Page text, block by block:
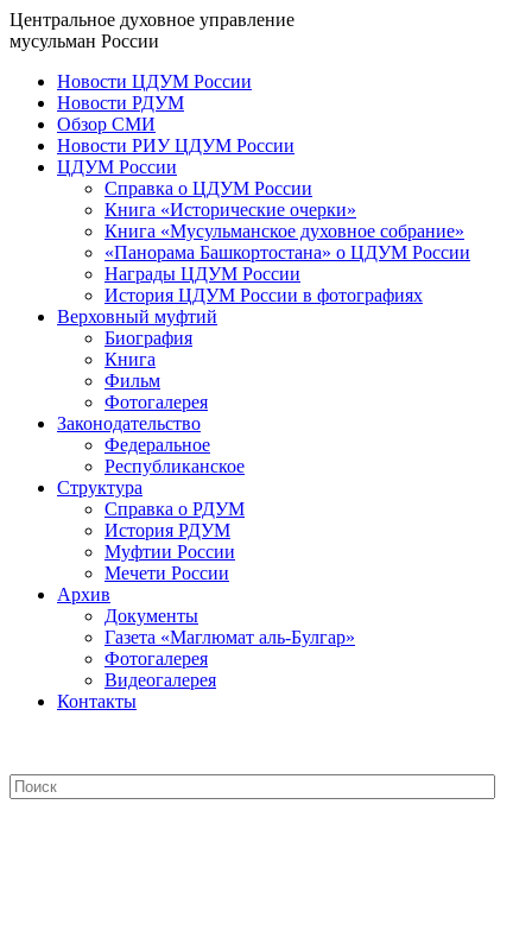
Центральное духовное управление
мусульман России
Новости ЦДУМ России
Новости РДУМ
Обзор СМИ
Новости РИУ ЦДУМ России
ЦДУМ России
Справка о ЦДУМ России
Книга «Исторические очерки»
Книга «Мусульманское духовное собрание»
«Панорама Башкортостана» о ЦДУМ России
Награды ЦДУМ России
История ЦДУМ России в фотографиях
Верховный муфтий
Биография
Книга
Фильм
Фотогалерея
Законодательство
Федеральное
Республиканское
Структура
Справка о РДУМ
История РДУМ
Муфтии России
Мечети России
Архив
Документы
Газета «Маглюмат аль-Булгар»
Фотогалерея
Видеогалерея
Контакты